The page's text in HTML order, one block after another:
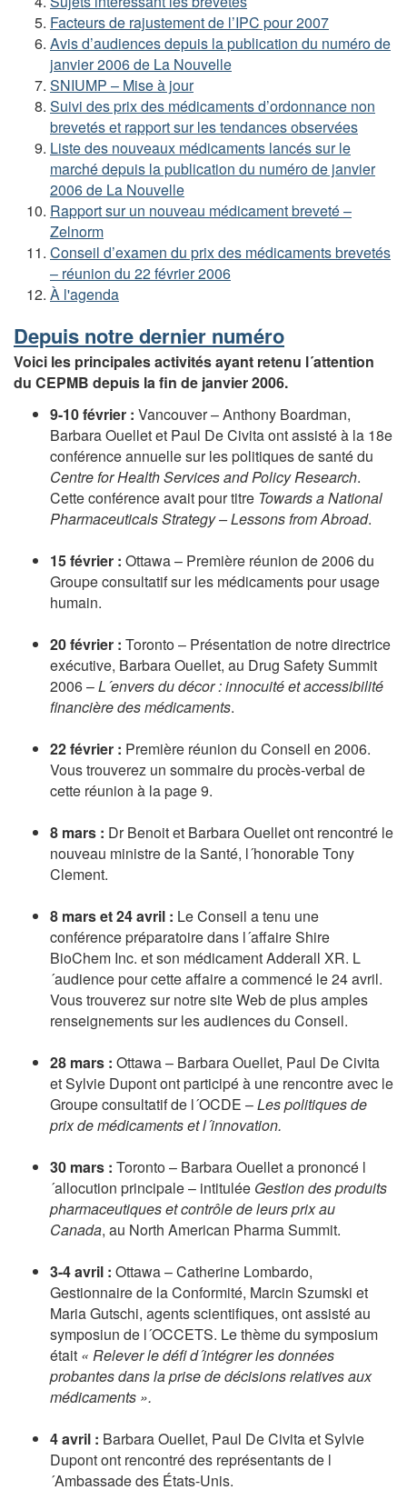
Facteurs de rajustement de l’IPC pour 2007
Avis d’audiences depuis la publication du numéro de
janvier 2006 de La Nouvelle
SNIUMP – Mise à jour
Suivi des prix des médicaments d’ordonnance non
brevetés et rapport sur les tendances observées
Liste des nouveaux médicaments lancés sur le
marché depuis la publication du numéro de janvier
2006 de La Nouvelle
Rapport sur un nouveau médicament breveté –
Zelnorm
Conseil d’examen du prix des médicaments brevetés
– réunion du 22 février 2006
À l'agenda
Depuis notre dernier numéro
Voici les principales activités ayant retenu l´attention
du CEPMB depuis la fin de janvier 2006.
9-10 février : Vancouver – Anthony Boardman,
Barbara Ouellet et Paul De Civita ont assisté à la 18e
conférence annuelle sur les politiques de santé du
Centre for Health Services and Policy Research.
Cette conférence avait pour titre Towards a National
Pharmaceuticals Strategy – Lessons from Abroad.
15 février : Ottawa – Première réunion de 2006 du
Groupe consultatif sur les médicaments pour usage
humain.
20 février : Toronto – Présentation de notre directrice
exécutive, Barbara Ouellet, au Drug Safety Summit
2006 –L´envers du décor : innocuité et accessibilité
financière des médicaments.
22 février : Première réunion du Conseil en 2006.
Vous trouverez un sommaire du procès-verbal de
cette réunion à la page 9.
8 mars : Dr Benoit et Barbara Ouellet ont rencontré le
nouveau ministre de la Santé, l´honorable Tony
Clement.
8 mars et 24 avril : Le Conseil a tenu une
conférence préparatoire dans l´affaire Shire
BioChem Inc. et son médicament Adderall XR. L
´audience pour cette affaire a commencé le 24 avril.
Vous trouverez sur notre site Web de plus amples
renseignements sur les audiences du Conseil.
28 mars : Ottawa – Barbara Ouellet, Paul De Civita
et Sylvie Dupont ont participé à une rencontre avec le
Groupe consultatif de l´OCDE –Les politiques de
prix de médicaments et l´innovation.
30 mars : Toronto – Barbara Ouellet a prononcé l
´allocution principale – intitulée Gestion des produits
pharmaceutiques et contrôle de leurs prix au
Canada, au North American Pharma Summit.
3-4 avril : Ottawa – Catherine Lombardo,
Gestionnaire de la Conformité, Marcin Szumski et
Maria Gutschi, agents scientifiques, ont assisté au
symposiun de l´OCCETS. Le thème du symposium
était « Relever le défi d´intégrer les données
probantes dans la prise de décisions relatives aux
médicaments ».
4 avril : Barbara Ouellet, Paul De Civita et Sylvie
Dupont ont rencontré des représentants de l
´Ambassade des États-Unis.